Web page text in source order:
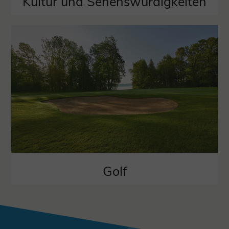
Golf